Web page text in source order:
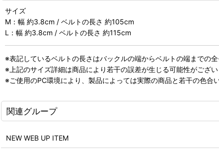
サイズ
M：幅 約3.8cm / ベルトの長さ 約105cm
L：幅 約3.8cm / ベルトの長さ 約115cm
※表記しているベルトの長さはバックルの端からベルトの端までの全
※上記のサイズ詳細は商品により若干の誤差が生じる可能性がござい
※ご使用のPC環境により、製品によっては実際の商品と若干の色合
関連グループ
NEW WEB UP ITEM